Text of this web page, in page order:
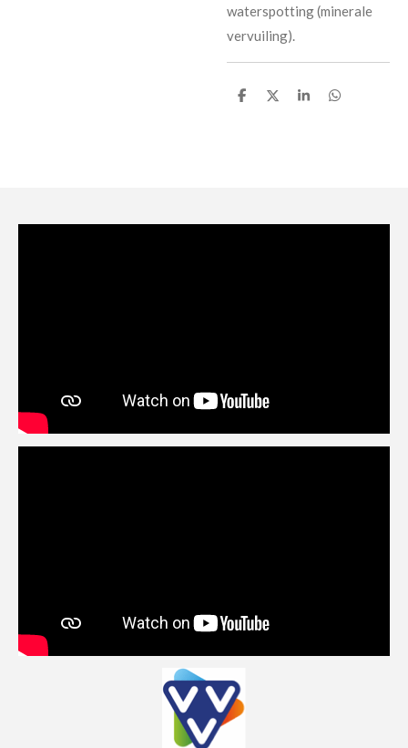
waterspotting (minerale
vervuiling).
D
D
S
D